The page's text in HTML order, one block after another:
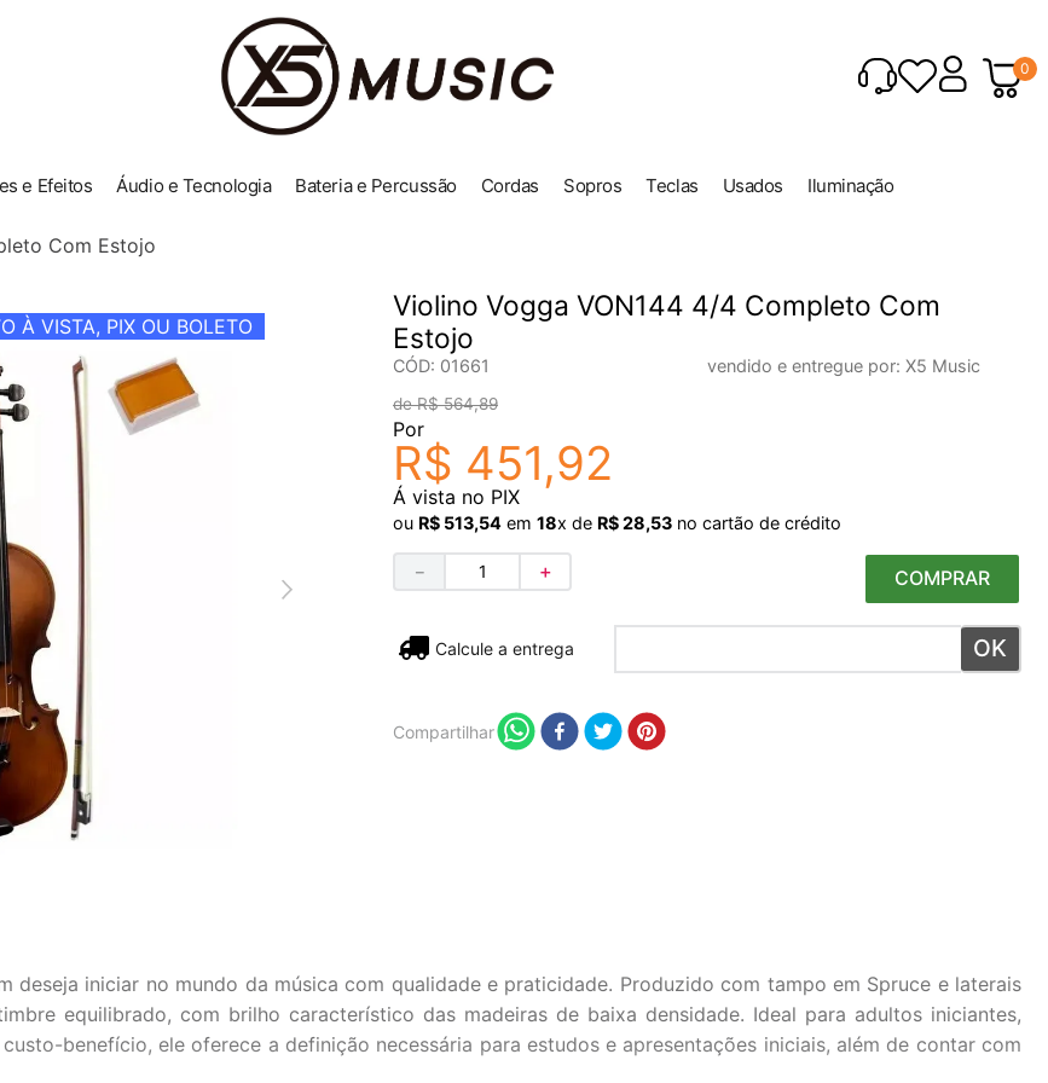
0
e Efeitos Áudio e Tecnologia Bateria e Percussão Cordas Sopros Teclas Usados Iluminação
Com Estojo
À VISTA, PIX OU BOLETO
Violino Vogga VON144 4/4 Completo Com
Estojo
CÓD: 01661 vendido e entregue por: X5 Music
R$ 564,89
Por
R$ 451,92
Á vista no PIX
ou R$ 513,54 em 18x de R$28,53 no cartão de crédito
＋
－ COMPRAR
Não sei meu CEP
Compartilhar
deseja iniciar no mundo da música com qualidade e praticidade. Produzido com tampo em Spruce e laterais
equilibrado, com brilho característico das madeiras de baixa densidade. Ideal para adultos iniciantes,
benefício, ele oferece a definição necessária para estudos e apresentações iniciais, além de contar com